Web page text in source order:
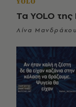
YOLO
Τα YOLO
Λίνα Μανδράκου